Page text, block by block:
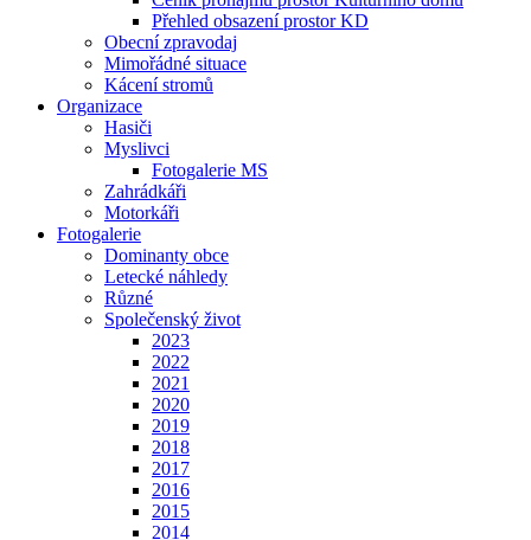
Přehled obsazení prostor KD
Obecní zpravodaj
Mimořádné situace
Kácení stromů
Organizace
Hasiči
Myslivci
Fotogalerie MS
Zahrádkáři
Motorkáři
Fotogalerie
Dominanty obce
Letecké náhledy
Různé
Společenský život
2023
2022
2021
2020
2019
2018
2017
2016
2015
2014